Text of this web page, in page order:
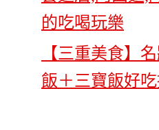
【三重美食】
飯＋三寶飯好